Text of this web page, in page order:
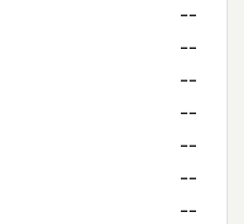
--
--
--
--
--
--
--